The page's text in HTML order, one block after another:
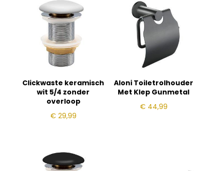
Clickwaste keramisch
wit 5/4 zonder
overloop
€ 29,99
Aloni Toiletrolhouder
Met Klep Gunmetal
€ 44,99